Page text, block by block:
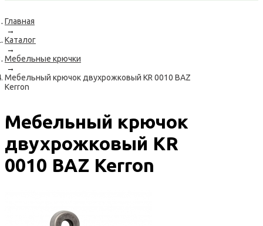
Главная
→
Каталог
→
Мебельные крючки
→
Мебельный крючок двухрожковый KR 0010 BAZ
Kerron
Мебельный крючок
двухрожковый KR
0010 BAZ Kerron